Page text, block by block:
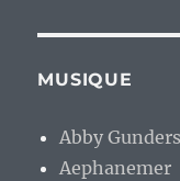
MUSIQUE
Abby
Aephanemer